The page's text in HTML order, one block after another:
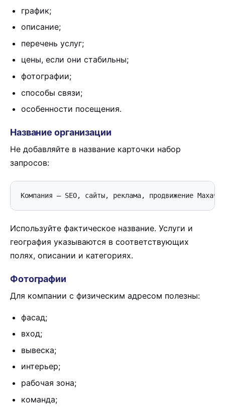
график;
описание;
перечень услуг;
цены, если они стабильны;
фотографии;
способы связи;
особенности посещения.
Название организации
Не добавляйте в название карточки набор
запросов:
Компания — SEO, сайты, реклама, продвижение
Используйте фактическое название. Услуги и
география указываются в соответствующих
полях, описании и категориях.
Фотографии
Для компании с физическим адресом полезны:
фасад;
вход;
вывеска;
интерьер;
рабочая зона;
команда;